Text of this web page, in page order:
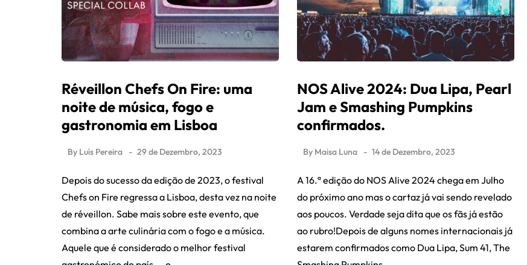
Réveillon Chefs On Fire: uma
noite de música, fogo e
gastronomia em Lisboa
By Luís Pereira 29 de Dezembro, 2023
Depois do sucesso da edição de 2023, o festival
Chefs on Fire regressa a Lisboa, desta vez na noite
de réveillon. Sabe mais sobre este evento, que
combina a arte culinária com o fogo e a música.
Aquele que é considerado o melhor festival
NOS Alive 2024: Dua Lipa, Pearl
Jam e Smashing Pumpkins
confirmados.
By Maisa Luna 14 de Dezembro, 2023
A 16.ª edição do NOS Alive 2024 chega em Julho
do próximo ano mas o cartaz já vai sendo revelado
aos poucos. Verdade seja dita que os fãs já estão
ao rubro!Depois de alguns nomes internacionais já
estarem confirmados como Dua Lipa, Sum 41, The